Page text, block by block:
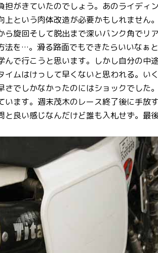
担がきていたのでしょう。あのライディ
上という肉体改造が必要かもしれません
ら旋回そして脱出まで深いバンク角でリ
法を…。滑る路面でもできたらいいなぁ
んで行こうと思います。しかし自分の中
イムはけっして早くないと思われる。い
さでしかなかったのにはショックでした
います。週末茂木のレース終了後に手放
と良い感じなんだけど誰も入札せず。最